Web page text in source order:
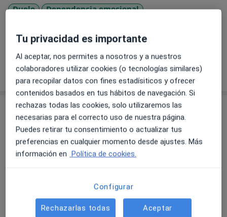
Duelo
Dependencia emocional
Trastorno de adaptación
Insomnio
Mostrar más detalles
sobre la experiencia
Servicios y precios
Consulta online
Detalles
Técnicas y estrategias de autoestima
Tu privacidad es importante
Al aceptar, nos permites a nosotros y a nuestros
colaboradores utilizar cookies (o tecnologías similares)
para recopilar datos con fines estadísiticos y ofrecer
contenidos basados en tus hábitos de navegación. Si
rechazas todas las cookies, solo utilizaremos las
necesarias para el correcto uso de nuestra página.
Puedes retirar tu consentimiento o actualizar tus
preferencias en cualquier momento desde ajustes. Más
información en Política de cookies.
Configurar
Rechazarlas todas Aceptar